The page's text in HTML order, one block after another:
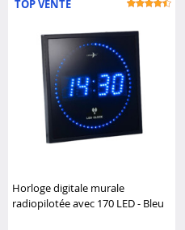
TOP VENTE
Horloge digitale murale
radiopilotée avec 170 LED - Bleu